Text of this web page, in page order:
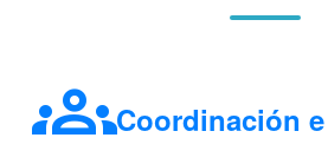
groupsCoordinación